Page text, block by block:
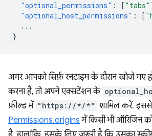
"optional_permissions" : [ "tabs"
"optional_host_permissions" : [
...
}
अगर आपको सिर्फ़ रनटाइम के दौरान खोजे गए
करना है, तो अपने एक्सटेंशन के
फ़ील्ड में "https://*/*" शामिल करें.
Permissions.origins में किसी भी ऑरिजिन